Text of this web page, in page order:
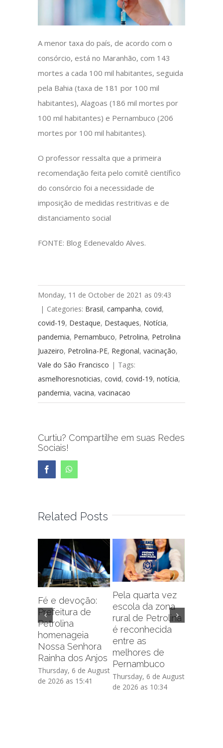
A menor taxa do país, de acordo com o
consórcio, está no Maranhão, com 143
mortes a cada 100 mil habitantes, seguida
pela Bahia (taxa de 181 por 100 mil
habitantes), Alagoas (186 mil mortes por
100 mil habitantes) e Pernambuco (206
mortes por 100 mil habitantes).
O professor ressalta que a primeira
recomendação feita pelo comitê científico
do consórcio foi a necessidade de
imposição de medidas restritivas e de
distanciamento social
FONTE: Blog Edenevaldo Alves.
Monday, 11 de October de 2021 as 09:43
| Categories: Brasil,campanha,covid,
covid-19, Destaque, Destaques, Notícia,
pandemia, Pernambuco, Petrolina, Petrolina
Juazeiro, Petrolina-PE, Regional,vacinação,
Vale do São Francisco | Tags:
asmelhoresnoticias,covid,covid-19,notícia,
pandemia,vacina,vacinacao
Curtiu? Compartilhe em suas Redes
Sociais!
Facebook
Related Posts
Fé e devoção:
Prefeitura de
Petrolina
homenageia
Nossa Senhora
Rainha dos Anjos
Thursday, 6 de August
de 2026 as 15:41
Pela quarta vez
escola da zona
rural de Petrolina
é reconhecida
entre as
melhores de
Pernambuco
Thursday, 6 de August
de 2026 as 10:34